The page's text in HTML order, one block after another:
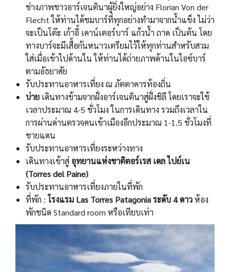
ช่างภาพชาวอาร์เจนตินาผู้ยิ่งใหญ่อย่าง Florian Von der
Flecht ให้ท่านได้ชมบาร์ที่ทุกอย่างทำมาจากน้ำแข็ง ไม่ว่า
จะเป็นโต๊ะ เก้าอี้ เคาน์เตอร์บาร์ แก้วน้ำ ถาด เป็นต้น โดย
ทางบาร์จะมีเสื้อกันหนาวเตรียมไว้ให้ทุกท่านสำหรับสวม
ใส่เมื่อเข้าไปด้านใน ให้ท่านได้ถ่ายภาพด้านในไอซ์บาร์
ตามอัธยาศัย
รับประทานอาหารเที่ยง ณ ภัตตาคารท้องถิ่น
บ่าย เดินทางข้ามจากฝั่งอาร์เจนตินาสู่ฝั่งชิลี โดยเราจะใช้
เวลาประมาณ 4-5 ชั่วโมง ในการเดินทาง รวมถึงเวลาใน
การผ่านด่านตรวจคนเข้าเมืองอีกประมาณ 1-1.5 ชั่วโมงที่
ชายแดน
รับประทานอาหารเที่ยงระหว่างทาง
เดินทางเข้าสู่ อุทยานแห่งชาติตอร์เรส เดล ไปย์เน
(Torres del Paine)
รับประทานอาหารเที่ยงภายในที่พัก
ที่พัก : โรงแรม Las Torres Patagonia ระดับ 4 ดาวห้อง
พักชนิด Standard room หรือเทียบเท่า